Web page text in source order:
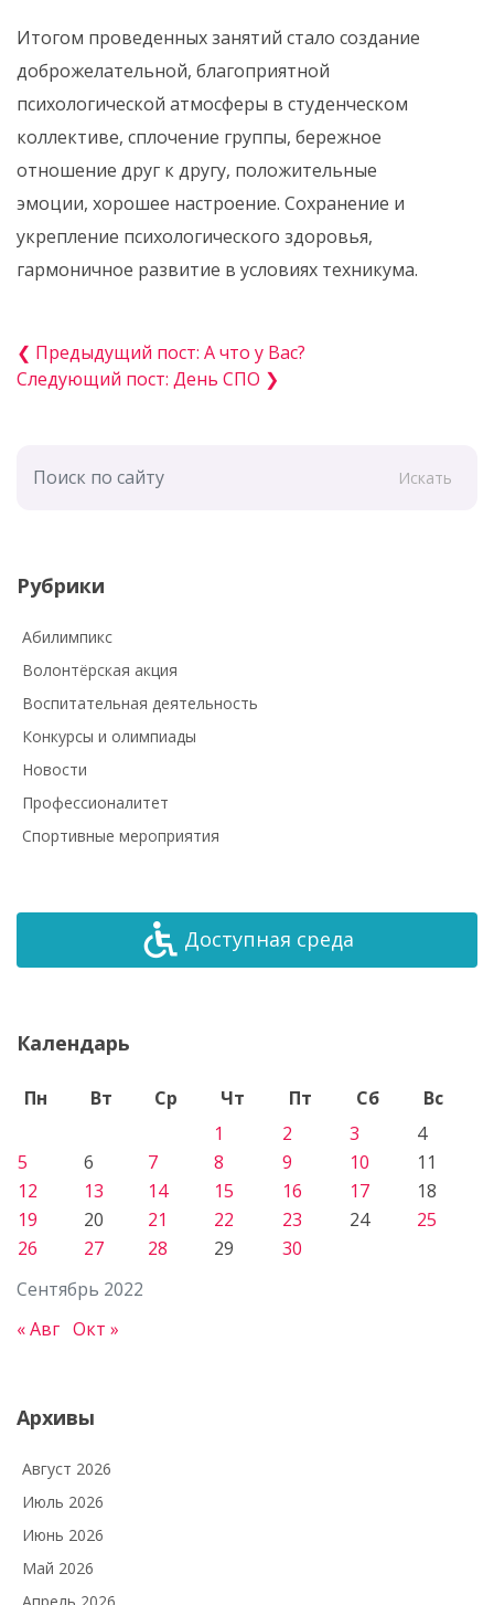
Итогом проведенных занятий стало создание
доброжелательной, благоприятной
психологической атмосферы в студенческом
коллективе, сплочение группы, бережное
отношение друг к другу, положительные
эмоции, хорошее настроение. Сохранение и
укрепление психологического здоровья,
гармоничное развитие в условиях техникума.
❮ Предыдущий пост: А что у Вас?
Следующий пост: День СПО ❯
Искать
Рубрики
Абилимпикс
Волонтёрская акция
Воспитательная деятельность
Конкурсы и олимпиады
Новости
Профессионалитет
Спортивные мероприятия
Доступная среда
Календарь
Сентябрь 2022
Пн Вт Ср Чт Пт Сб
Вс
1
2 3
4
5
6 7 8 9 10
11
12
13 14 15 16 17
18
19
20 21 22 23 24
25
26
27 28 29 30
« Авг Окт »
Архивы
Август 2026
Июль 2026
Июнь 2026
Май 2026
Апрель 2026